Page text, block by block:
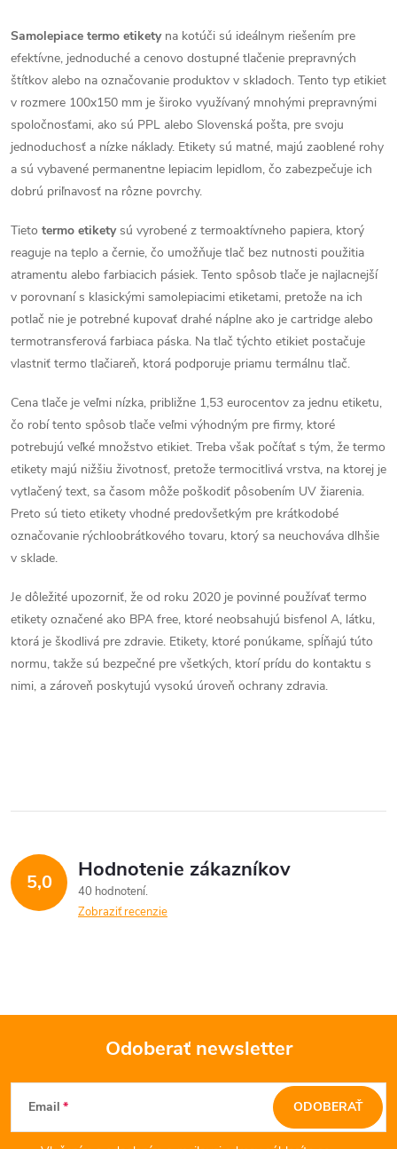
o
v
v
v
l
á
d
a
c
i
e
p
r
v
k
y
v
ý
p
i
s
u
Samolepiace termo etiketyna kotúči sú ideálnym riešením pre
efektívne, jednoduché a cenovo dostupné tlačenie prepravných
štítkov alebo na označovanie produktov v skladoch. Tento typ etikiet
v rozmere 100x150 mm je široko využívaný mnohými prepravnými
spoločnosťami, ako sú PPL alebo Slovenská pošta, pre svoju
jednoduchosť a nízke náklady. Etikety sú matné, majú zaoblené rohy
a sú vybavené permanentne lepiacim lepidlom, čo zabezpečuje ich
dobrú priľnavosť na rôzne povrchy.
Tieto termo etiketysú vyrobené z termoaktívneho papiera, ktorý
reaguje na teplo a černie, čo umožňuje tlač bez nutnosti použitia
atramentu alebo farbiacich pásiek. Tento spôsob tlače je najlacnejší
v porovnaní s klasickými samolepiacimi etiketami, pretože na ich
potlač nie je potrebné kupovať drahé náplne ako je cartridge alebo
termotransferová farbiaca páska. Na tlač týchto etikiet postačuje
vlastniť termo tlačiareň, ktorá podporuje priamu termálnu tlač.
Cena tlače je veľmi nízka, približne 1,53 eurocentov za jednu etiketu,
čo robí tento spôsob tlače veľmi výhodným pre firmy, ktoré
potrebujú veľké množstvo etikiet. Treba však počítať s tým, že termo
etikety majú nižšiu životnosť, pretože termocitlivá vrstva, na ktorej je
vytlačený text, sa časom môže poškodiť pôsobením UV žiarenia.
Preto sú tieto etikety vhodné predovšetkým pre krátkodobé
označovanie rýchloobrátkového tovaru, ktorý sa neuchováva dlhšie
v sklade.
Je dôležité upozorniť, že od roku 2020 je povinné používať termo
etikety označené ako BPA free, ktoré neobsahujú bisfenol A, látku,
ktorá je škodlivá pre zdravie. Etikety, ktoré ponúkame, spĺňajú túto
normu, takže sú bezpečné pre všetkých, ktorí prídu do kontaktu s
nimi, a zároveň poskytujú vysokú úroveň ochrany zdravia.
5,0 Hodnotenie zákazníkov
40 hodnotení
Zobraziť recenzie
Z
á
Odoberať newsletter
Email ODOBERAŤ